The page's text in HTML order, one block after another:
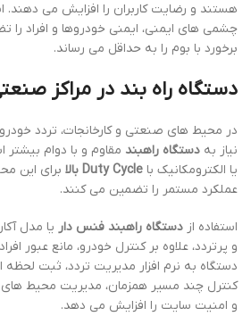
هستند و رضایت کاربران را افزایش می دهند.
چشمی های ایمنی، ایمنی خودروها و افراد را
برخورد با بوم را به حداقل می رساند.
دستگاه راه بند در مراکز
در محیط های صنعتی و کارخانجات، تردد
نیاز به دستگاه راهبند مقاوم و با دوام
یا الکترومکانیک با Duty Cycle بالا
برای این
عملکرد مستمر را تضمین می کنند.
استفاده از دستگاه راهبند فنس دار یا مدل
و پرتردد، علاوه بر کنترل خودرو، مانع عبور
دستگاه به نرم افزار مدیریت تردد، ثبت
کنترل چند مسیر همزمان، مدیریت محیط
و امنیت سایت را افزایش می دهد.